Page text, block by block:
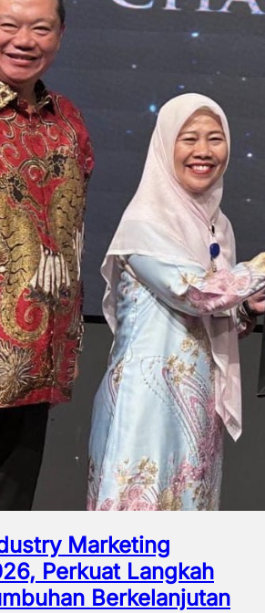
Marketing
Perkuat Langkah
Berkelanjutan